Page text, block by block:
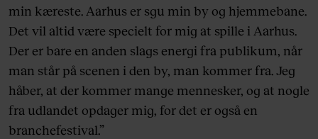
min kæreste. Aarhus er sgu min by og hjemmebane.
Det vil altid være specielt for mig at spille i Aarhus.
Der er bare en anden slags energi fra publikum, når
man står på scenen i den by, man kommer fra. Jeg
håber, at der kommer mange mennesker, og at nogle
fra udlandet opdager mig, for det er også en
branchefestival.”